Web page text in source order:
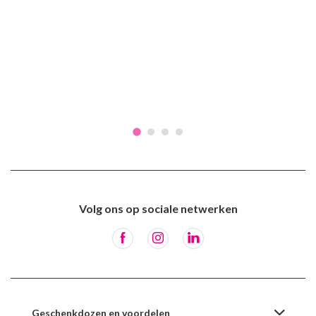
Volg ons op sociale netwerken
Geschenkdozen en voordelen